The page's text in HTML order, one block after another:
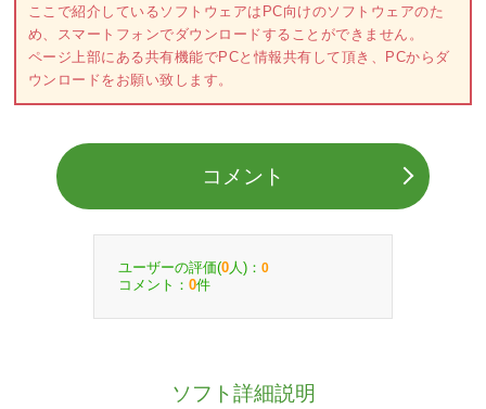
ここで紹介しているソフトウェアはPC向けのソフトウェアのた
め、スマートフォンでダウンロードすることができません。
ページ上部にある共有機能でPCと情報共有して頂き、PCからダ
ウンロードをお願い致します。
コメント
ユーザーの評価(0 人)： 0
コメント： 0件
ソフト詳細説明